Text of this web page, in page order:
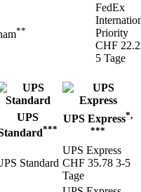
**
FedEx
Priority
CHF
5 Tage
UPS
***
UPS Express*,
***
Standard
UPS Express
CHF 35.78 3-5
Tage